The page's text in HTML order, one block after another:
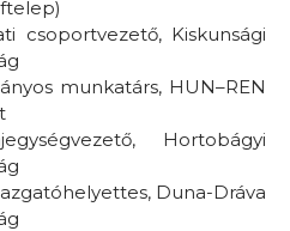
csoportvezető, Kiskunsági
munkatárs, HUN–REN
Hortobágyi
Duna-Dráva